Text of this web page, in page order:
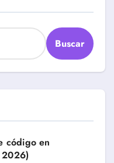
Buscar
código en
2026)